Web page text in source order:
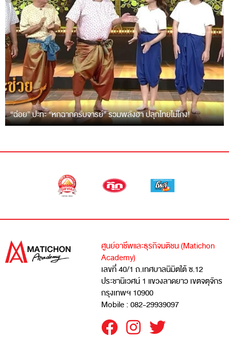
“ฉ่อย” ปะทะ “หกฉากครับจารย์” รวมพลังฮา ปลุกไทยไม่โกง!
ศูนย์อาชีพและธุรกิจมติชน (Matichon
Academy)
เลขที่ 40/1 ถ.เทศบาลนิมิตใต้ ซ.12
ประชานิเวศน์ 1 แขวงลาดยาว เขตจตุจักร
กรุงเทพฯ 10900
Mobile : 082-29939097